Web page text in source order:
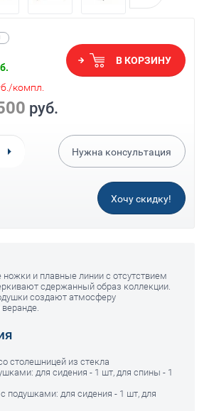
/компл.
руб.
В КОРЗИНУ
Нужна консультация
Хочу скидку!
ножки и плавные линии с отсутствием
сдержанный образ коллекции.
создают атмосферу
столешницей из стекла
для сидения - 1 шт, для спины - 1
подушками: для сидения - 1 шт, для